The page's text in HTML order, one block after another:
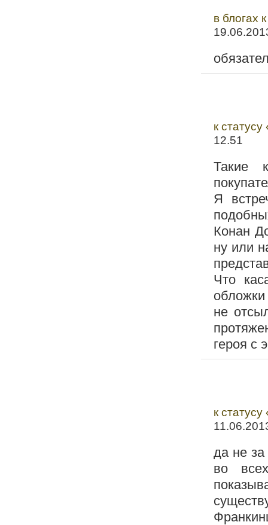
в блогах
к
12.51
Такие
Я
Конан
ну или
Что
не
героя с
к
да не за
во